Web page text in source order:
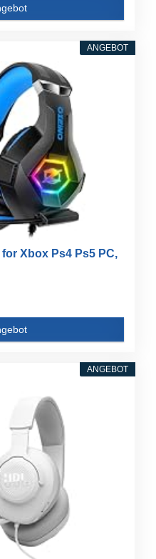
ANGEBOT
Xbox Ps4 Ps5 PC,
ANGEBOT